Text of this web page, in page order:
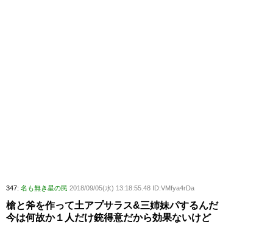
347: 名も無き星の民 2018/09/05(水) 13:18:55.48 ID:VMfya4rDa
槍と斧を作って土アプサラス&三姉妹パするんだ
今は何故か１人だけ銃得意だから効果ないけど